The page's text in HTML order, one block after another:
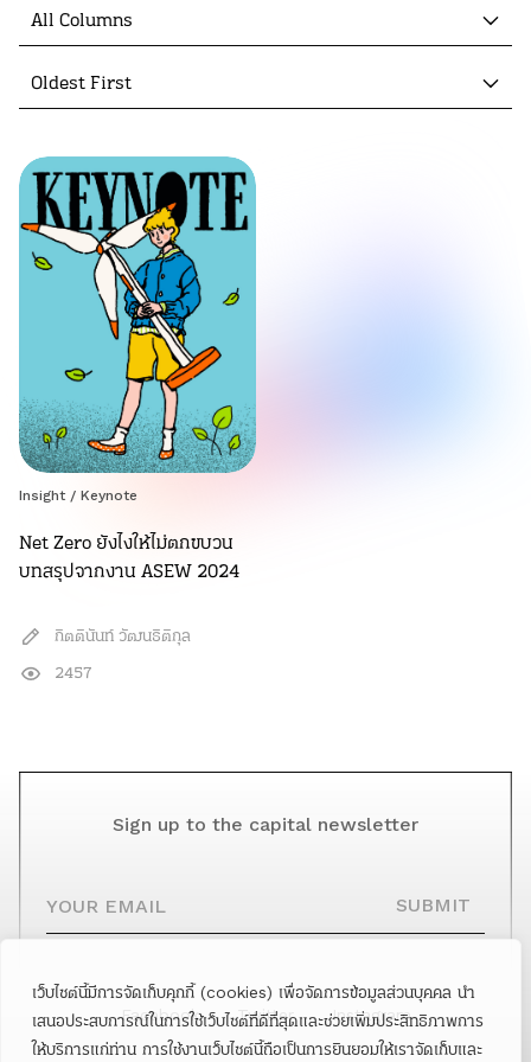
เว็บไซต์นี้มีการจัดเก็บคุกกี้ (cookies) เพื่อจัดการข้อมูลส่วนบุคคล นำ
เสนอประสบการณ์ในการใช้เว็บไซต์ที่ดีที่สุดและช่วยเพิ่มประสิทธิภาพการ
ให้บริการแก่ท่าน การใช้งานเว็บไซต์นี้ถือเป็นการยินยอมให้เราจัดเก็บและ
All Columns
Oldest First
Insight / Keynote
Net Zero ยังไงให้ไม่ตกขบวน
บทสรุปจากงาน ASEW 2024
กิตตินันท์ วัฒนธิติกุล
2457
Sign up to the capital newsletter
SUBMIT
Facebook Twitter Instagram